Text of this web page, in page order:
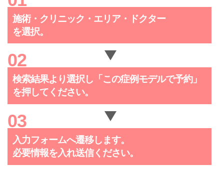
施術・クリニック・ エリア・ドクター
を選択。
検索結果より選択し「この症例モデルで予約」
を押してください。
入力フォームへ遷移します。
必要情報を入れ送信ください。